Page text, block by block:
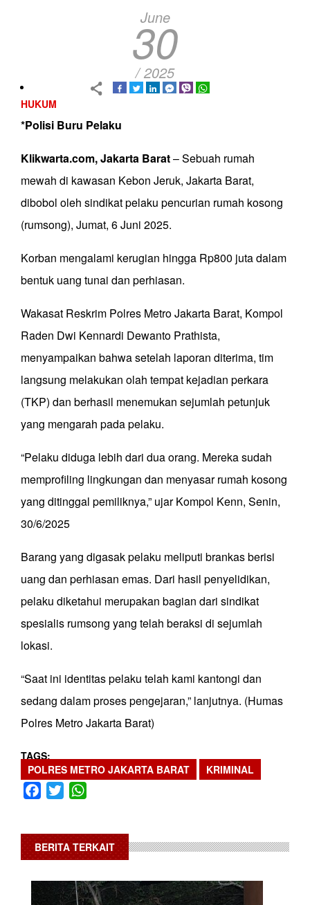
June
30
/ 2025
HUKUM
*Polisi Buru Pelaku
Klikwarta.com, Jakarta Barat– Sebuah rumah
mewah di kawasan Kebon Jeruk, Jakarta Barat,
dibobol oleh sindikat pelaku pencurian rumah kosong
(rumsong), Jumat, 6 Juni 2025.
Korban mengalami kerugian hingga Rp800 juta dalam
bentuk uang tunai dan perhiasan.
Wakasat Reskrim Polres Metro Jakarta Barat, Kompol
Raden Dwi Kennardi Dewanto Prathista,
menyampaikan bahwa setelah laporan diterima, tim
langsung melakukan olah tempat kejadian perkara
(TKP) dan berhasil menemukan sejumlah petunjuk
yang mengarah pada pelaku.
“Pelaku diduga lebih dari dua orang. Mereka sudah
memprofiling lingkungan dan menyasar rumah kosong
yang ditinggal pemiliknya,” ujar Kompol Kenn, Senin,
30/6/2025
Barang yang digasak pelaku meliputi brankas berisi
uang dan perhiasan emas. Dari hasil penyelidikan,
pelaku diketahui merupakan bagian dari sindikat
spesialis rumsong yang telah beraksi di sejumlah
lokasi.
“Saat ini identitas pelaku telah kami kantongi dan
sedang dalam proses pengejaran,” lanjutnya. (Humas
Polres Metro Jakarta Barat)
TAGS
POLRES METRO JAKARTA BARAT
KRIMINAL
Facebook
Twitter
BERITA TERKAIT